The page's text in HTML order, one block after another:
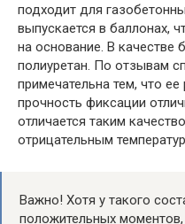
подходит для
выпускается в баллонах,
на основание. В качестве
полиуретан. По отзывам
примечательна тем, что
прочность фиксации
отличается таким
отрицательным
Важно! Хотя у такого
положительных